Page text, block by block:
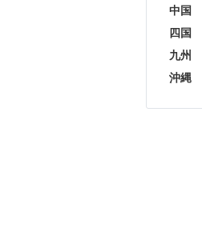
中国
四国
九州
沖縄